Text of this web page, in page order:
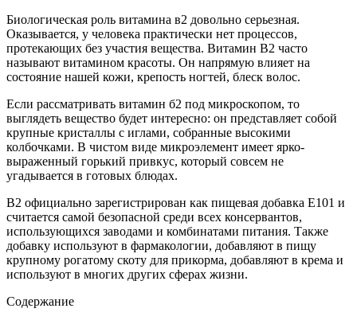
Биологическая роль витамина в2 довольно серьезная.
Оказывается, у человека практически нет процессов,
протекающих без участия вещества. Витамин В2 часто
называют витамином красоты. Он напрямую влияет на
состояние нашей кожи, крепость ногтей, блеск волос.
Если рассматривать витамин б2 под микроскопом, то
выглядеть вещество будет интересно: он представляет собой
крупные кристаллы с иглами, собранные высокими
колбочками. В чистом виде микроэлемент имеет ярко-
выраженный горький привкус, который совсем не
угадывается в готовых блюдах.
В2 официально зарегистрирован как пищевая добавка Е101 и
считается самой безопасной среди всех консервантов,
использующихся заводами и комбинатами питания. Также
добавку используют в фармакологии, добавляют в пищу
крупному рогатому скоту для прикорма, добавляют в крема и
используют в многих других сферах жизни.
Содержание